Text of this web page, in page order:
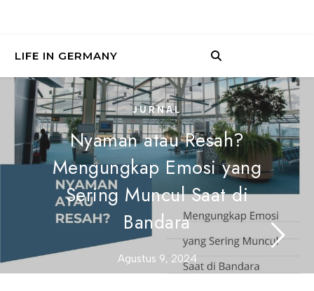
LIFE IN GERMANY
JURNAL
Nyaman atau Resah?
Mengungkap Emosi yang
Sering Muncul Saat di
Bandara
Agustus 9, 2024